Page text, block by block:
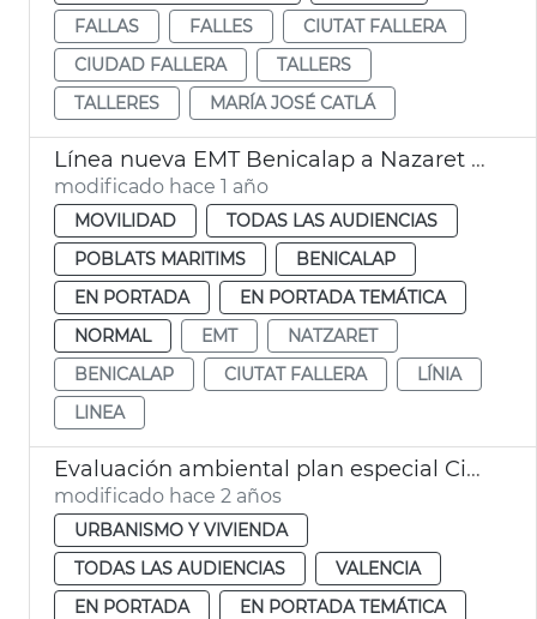
FALLAS
FALLES
CIUTAT FALLERA
CIUDAD FALLERA
TALLERS
TALLERES
MARÍA JOSÉ CATLÁ
Línea nueva EMT Benicalap a Nazaret València
modificado hace 1 año
MOVILIDAD
TODAS LAS AUDIENCIAS
POBLATS MARITIMS
BENICALAP
EN PORTADA
EN PORTADA TEMÁTICA
NORMAL
EMT
NATZARET
BENICALAP
CIUTAT FALLERA
LÍNIA
LINEA
Evaluación ambiental plan especial Ciutat Fallera
modificado hace 2 años
URBANISMO Y VIVIENDA
TODAS LAS AUDIENCIAS
VALENCIA
EN PORTADA
EN PORTADA TEMÁTICA